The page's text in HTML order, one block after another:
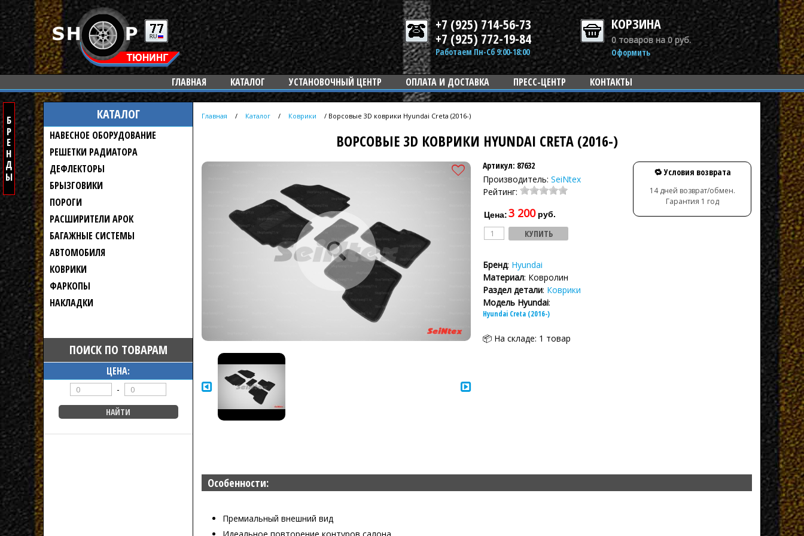
+7 (925) 714-56-73
+7 (925) 772-19-84
Работаем Пн-Сб 9:00-18:00
КОРЗИНА
0 товаров на 0 руб.
Оформить
ГЛАВНАЯ КАТАЛОГ УСТАНОВОЧНЫЙ ЦЕНТР ОПЛАТА И ДОСТАВКА ПРЕСС-ЦЕНТР КОНТАКТЫ
КАТАЛОГ
НАВЕСНОЕ ОБОРУДОВАНИЕ
РЕШЕТКИ РАДИАТОРА
ДЕФЛЕКТОРЫ
БРЫЗГОВИКИ
ПОРОГИ
РАСШИРИТЕЛИ АРОК
БАГАЖНЫЕ СИСТЕМЫ
АВТОМОБИЛЯ
КОВРИКИ
ФАРКОПЫ
НАКЛАДКИ
ПОИСК ПО ТОВАРАМ
ЦЕНА:
-
Главная / Каталог / Коврики / Ворсовые 3D коврики Hyundai Creta (2016-)
ВОРСОВЫЕ 3D КОВРИКИ HYUNDAI CRETA (2016-)
Артикул: 87632
Производитель: SeiNtex
Рейтинг:
Цена:3 200руб.
Бренд: Hyundai
Материал: Ковролин
Раздел детали: Коврики
Модель Hyundai:
Hyundai Creta (2016-)
📦 На складе: 1 товар
🔁 Условия возврата
14 дней возврат/обмен.
Гарантия 1 год
Особенности:
Премиальный внешний вид